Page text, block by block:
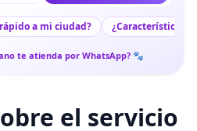
a mi ciudad? ¿Características
te atienda por WhatsApp? 🐾
el servicio